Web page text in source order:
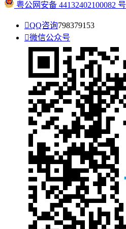
粤公网安备 44132402100082 号
QQ咨询798379153
微信公众号